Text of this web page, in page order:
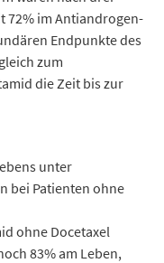
72% im Antiandrogen-
Endpunkte des
zum
die Zeit bis zur
unter
bei Patienten ohne
ohne Docetaxel
83% am Leben,